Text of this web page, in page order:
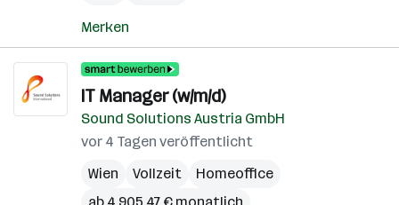
Merken
IT Manager (w/m/d)
Sound Solutions Austria GmbH
vor 4 Tagen veröffentlicht
Wien
Vollzeit
Homeoffice